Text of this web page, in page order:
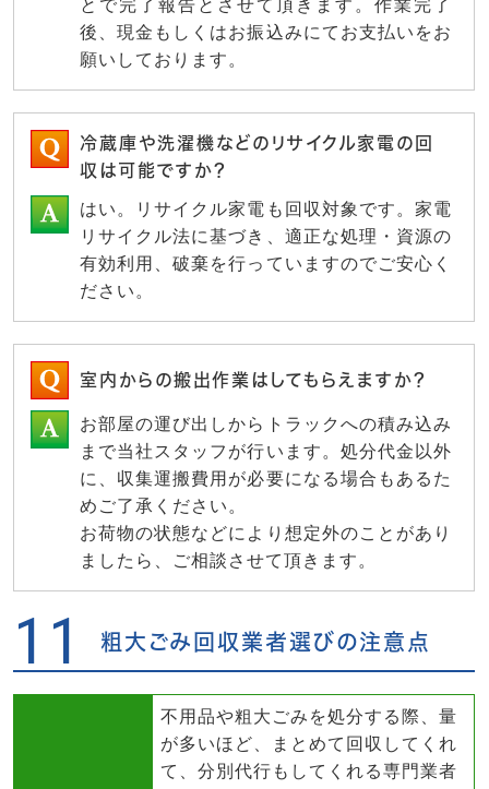
とで完了報告とさせて頂きます。作業完了
後、現金もしくはお振込みにてお支払いをお
願いしております。
冷蔵庫や洗濯機などのリサイクル家電の回
収は可能ですか？
はい。リサイクル家電も回収対象です。家電
リサイクル法に基づき、適正な処理・資源の
有効利用、破棄を行っていますのでご安心く
ださい。
室内からの搬出作業はしてもらえますか？
お部屋の運び出しからトラックへの積み込み
まで当社スタッフが行います。処分代金以外
に、収集運搬費用が必要になる場合もあるた
めご了承ください。
お荷物の状態などにより想定外のことがあり
ましたら、ご相談させて頂きます。
11 粗大ごみ回収業者選びの注意点
不用品や粗大ごみを処分する際、量
が多いほど、まとめて回収してくれ
て、分別代行もしてくれる専門業者